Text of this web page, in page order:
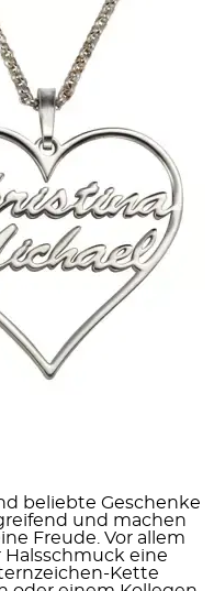
beliebte Geschenke
und machen
Freude. Vor allem
eine
Kette